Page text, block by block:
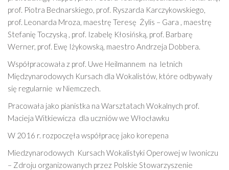
prof. Piotra Bednarskiego, prof. Ryszarda Karczykowskiego,
prof. Leonarda Mroza, maestrę Teresę Żylis – Gara , maestrę
Stefanię Toczyską , prof. Izabelę Kłosińską, prof. Barbarę
Werner, prof. Ewę Iżykowską, maestro Andrzeja Dobbera.
Współpracowała z prof. Uwe Heilmannem na letnich
Międzynarodowych Kursach dla Wokalistów, które odbywały
się regularnie w Niemczech.
Pracowała jako pianistka na Warsztatach Wokalnych prof.
Macieja Witkiewicza dla uczniów we Włocławku
W 2016 r. rozpoczęła współpracę jako korepena
Miedzynarodowych Kursach Wokalistyki Operowej w Iwoniczu
– Zdroju organizowanych przez Polskie Stowarzyszenie